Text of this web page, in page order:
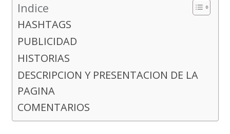
Indice
HASHTAGS
PUBLICIDAD
HISTORIAS
DESCRIPCION Y PRESENTACION DE LA
PAGINA
COMENTARIOS